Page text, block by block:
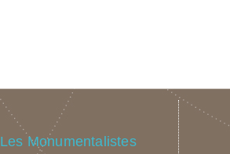
Les Monumentalistes